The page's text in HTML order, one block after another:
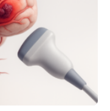
und
Auf dem
5. Juni 2025 in
für
in